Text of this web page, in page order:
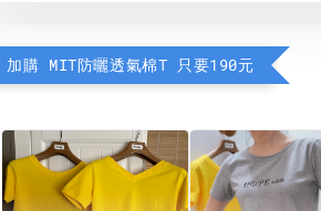
加購 MIT防曬透氣棉T 只要190元